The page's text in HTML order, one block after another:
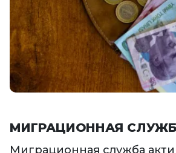
МИГРАЦИОННАЯ
Миграционная служба